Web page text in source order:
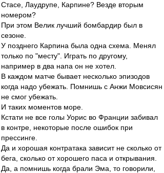
Стасе, Лаудрупе, Карпине? Везде вторым
номером?
При этом Велик лучший бомбардир был в
сезоне.
У позднего Карпина была одна схема. Менял
только по "месту". Играть по другому,
например в два напа он не хотел.
В каждом матче бывает несколько эпизодов
когда надо убежать. Помнишь с Анжи Мовсисян
не смог убежать.
И таких моментов море.
Кстати не все голы Уорис во Франции забивал
в контре, некоторые после ошибок при
прессинге.
Да и хорошая контратака зависит не сколько от
бега, сколько от хорошего паса и открывания.
Да, а помнишь когда брали Эма, то говорили,